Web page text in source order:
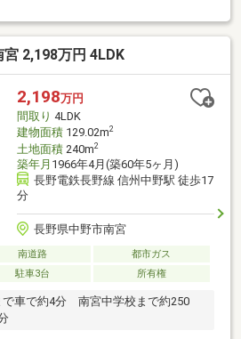
2,198万円 4LDK
2,198万円
間取り 4LDK
建物面積129.02m2
土地面積240m2
築年月 1966年4月(築60年5ヶ月)
長野電鉄長野線 信州中野駅 徒歩17
分
長野県中野市南宮
南道路
都市ガス
駐車3台 所有権
で車で約4分 南宮中学校まで約250